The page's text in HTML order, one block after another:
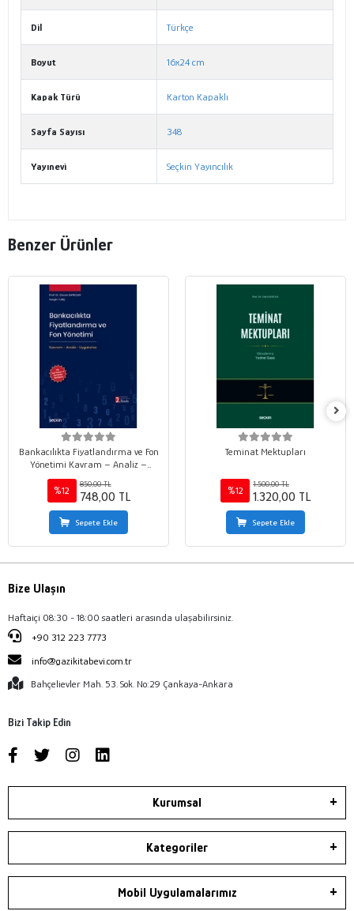
Dil Türkçe
Boyut 16x24 cm
Kapak Türü Karton Kapaklı
Sayfa Sayısı 348
Yayınevi Seçkin Yayıncılık
Benzer Ürünler
Bankacılıkta Fiyatlandırma ve Fon
Yönetimi Kavram – Analiz –
Uygulama
%12
850,00 TL
748,00 TL
Sepete Ekle
Teminat Mektupları
%12
1.500,00 TL
1.320,00 TL
Sepete Ekle
Bize Ulaşın
Haftaiçi 08:30 - 18:00 saatleri arasında ulaşabilirsiniz.
+90 312 223 7773
info@gazikitabevi.com.tr
Bahçelievler Mah. 53. Sok. No:29 Çankaya-Ankara
Bizi Takip Edin
Kurumsal
Kategoriler
Mobil Uygulamalarımız